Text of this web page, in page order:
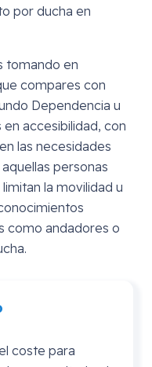
por ducha en
tomando en
compares con
Dependencia u
accesibilidad, con
las necesidades
personas
la movilidad u
como andadores o
coste para